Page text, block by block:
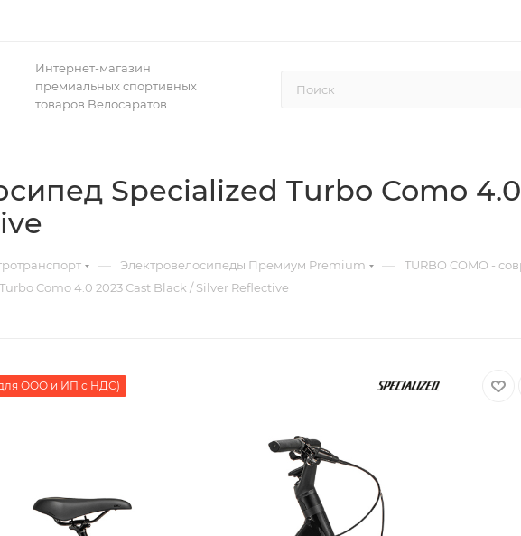
Интернет-магазин
премиальных спортивных
товаров Велосаратов
Specialized Turbo Como
— Электровелосипеды Премиум Premium —
TURBO COMO -
Como 4.0 2023 Cast Black / Silver Reflective
ООО и ИП с НДС)